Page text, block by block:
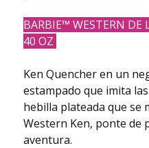
BARBIE™ WESTERN DE
40 OZ
Ken Quencher en un
estampado que imita
hebilla plateada que se
Western Ken, ponte de
aventura.